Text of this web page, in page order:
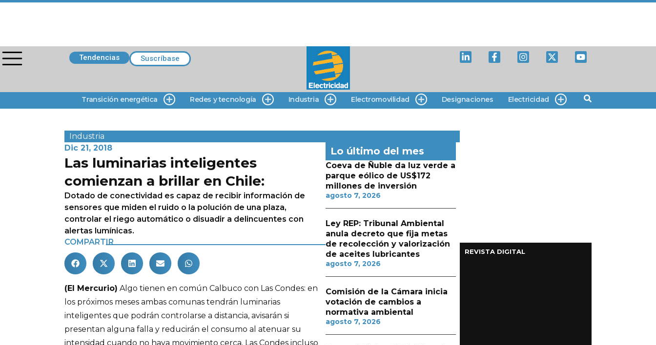
Tendencias Suscríbase
Transición energética Redes y tecnología Industria Electromovilidad Designaciones Electricidad
Industria
Dic 21, 2018
Las luminarias inteligentes
comienzan a brillar en Chile:
Dotado de conectividad es capaz de recibir información de
sensores que miden el ruido o la polución de una plaza,
controlar el riego automático o disuadir a delincuentes con
alertas lumínicas.
COMPARTIR
(El Mercurio) Algo tienen en común Calbuco con Las Condes: en
los próximos meses ambas comunas tendrán luminarias
inteligentes que podrán controlarse a distancia, avisarán si
presentan alguna falla y reducirán el consumo al atenuar su
intensidad cuando no haya movimiento cerca. Las Condes incluso
Lo último del mes
Coeva de Ñuble da luz verde a
parque eólico de US$172
millones de inversión
agosto 7, 2026
Ley REP: Tribunal Ambiental
anula decreto que fija metas
de recolección y valorización
de aceites lubricantes
agosto 7, 2026
Comisión de la Cámara inicia
votación de cambios a
normativa ambiental
agosto 7, 2026
REVISTA DIGITAL